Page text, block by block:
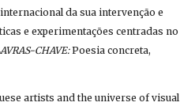
da sua intervenção e
e experimentações centradas no
CHAVE: Poesia concreta,
artists and the universe of visual